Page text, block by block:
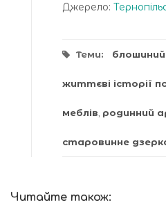
Джерело:
Теми: блошиний
життєві історії
меблів, родинний
старовинне
Читайте також: